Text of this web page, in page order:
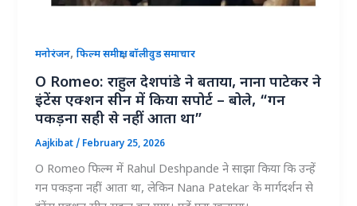
मनोरंजन,फिल्म समीक्षा,बॉलीवुड समाचार
O Romeo: राहुल देशपांडे ने बताया, नाना पाटेकर ने
इंटेंस एक्शन सीन में किया सपोर्ट – बोले, “गन
पकड़ना सही से नहीं आता था”
Aajkibat/ February 25, 2026
O Romeo फिल्म में Rahul Deshpande ने साझा किया कि उन्हें
गन पकड़ना नहीं आता था, लेकिन Nana Patekar के मार्गदर्शन से